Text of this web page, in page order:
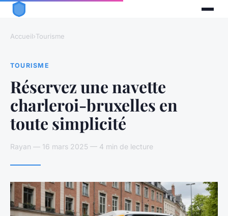
Accueil›Tourisme
TOURISME
Réservez une navette
charleroi-bruxelles en
toute simplicité
Rayan — 16 mars 2025 — 4 min de lecture